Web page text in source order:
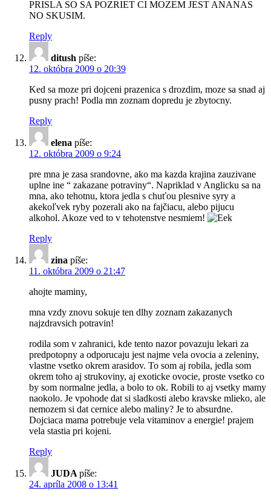
PRISLA SO SA POZRIET CI MOZEM JEST ANANAS
NO SKUSIM.
Reply
ditush píše:
12. októbra 2009 o 20:39
Ked sa moze pri dojceni prazenica s drozdim, moze sa snad aj
pusny prach! Podla mn zoznam dopredu je zbytocny.
Reply
elena píše:
12. októbra 2009 o 9:24
pre mna je zasa srandovne, ako ma kazda krajina zauzivane
uplne ine “ zakazane potraviny“. Napriklad v Anglicku sa na
mna, ako tehotnu, ktora jedla s chuťou plesnive syry a
akekoľvek ryby pozerali ako na fajčiacu, alebo pijucu
alkohol. Akoze ved to v tehotenstve nesmiem!
Reply
zina píše:
11. októbra 2009 o 21:47
ahojte maminy,
mna vzdy znovu sokuje ten dlhy zoznam zakazanych
najzdravsich potravin!
rodila som v zahranici, kde tento nazor povazuju lekari za
predpotopny a odporucaju jest najme vela ovocia a zeleniny,
vlastne vsetko okrem arasidov. To som aj robila, jedla som
okrem toho aj strukoviny, aj exoticke ovocie, proste vsetko co
by som normalne jedla, a bolo to ok. Robili to aj vsetky mamy
naokolo. Je vpohode dat si sladkosti alebo kravske mlieko, ale
nemozem si dat cernice alebo maliny? Je to absurdne.
Dojciaca mama potrebuje vela vitaminov a energie! prajem
vela stastia pri kojeni.
Reply
JUDA píše:
24. apríla 2008 o 13:41